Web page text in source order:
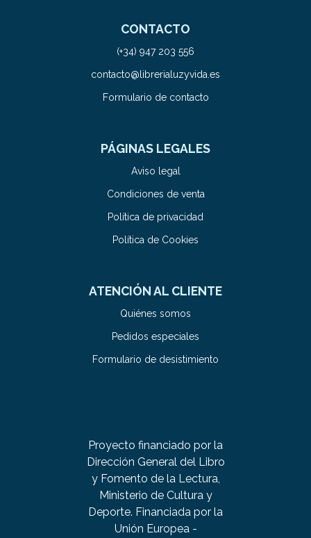
CONTACTO
(+34) 947 203 556
contacto@librerialuzyvida.es
Formulario de contacto
PÁGINAS LEGALES
Aviso legal
Condiciones de venta
Política de privacidad
Política de Cookies
ATENCIÓN AL CLIENTE
Quiénes somos
Pedidos especiales
Formulario de desistimiento
Proyecto financiado por la
Dirección General del Libro
y Fomento de la Lectura,
Ministerio de Cultura y
Deporte. Financiada por la
Unión Europea -